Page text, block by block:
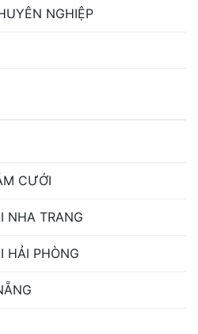
NGHIỆP
CƯỚI
NHA TRANG
HẢI PHÒNG